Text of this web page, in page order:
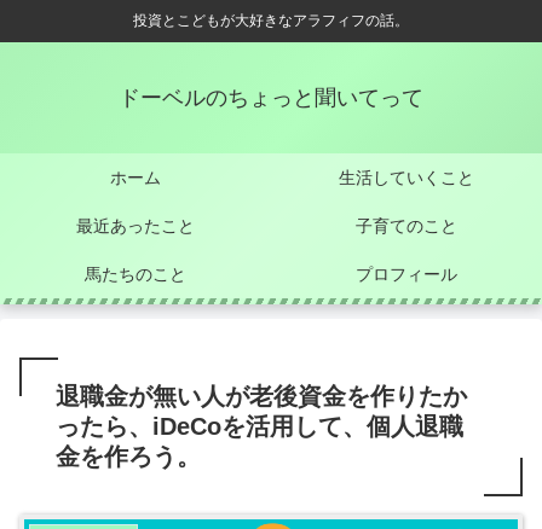
投資とこどもが大好きなアラフィフの話。
ドーベルのちょっと聞いてって
ホーム 生活していくこと
最近あったこと 子育てのこと
馬たちのこと プロフィール
退職金が無い人が老後資金を作りたか
ったら、iDeCoを活用して、個人退職
金を作ろう。